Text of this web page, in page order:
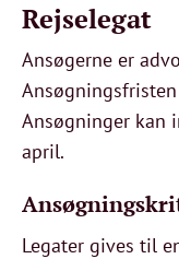
Rejselegat
Ansøgerne er
Ansøgninger kan
april.
Legater gives til